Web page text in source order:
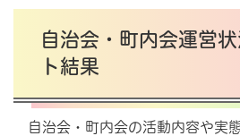
自治会・町内会運営
ト結果
自治会・町内会の活動内容や実